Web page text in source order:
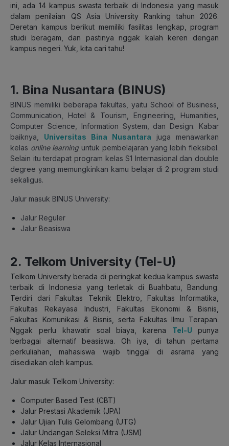
ini, ada 14 kampus swasta terbaik di Indonesia yang masuk
dalam penilaian QS Asia University Ranking tahun 2026.
Deretan kampus berikut memiliki fasilitas lengkap, program
studi beragam, dan pastinya nggak kalah keren dengan
kampus negeri. Yuk, kita cari tahu!
1. Bina Nusantara (BINUS)
BINUS memiliki beberapa fakultas, yaitu School of Business,
Communication, Hotel & Tourism, Engineering, Humanities,
Computer Science, Information System, dan Design. Kabar
baiknya, Universitas Bina Nusantara juga menawarkan
kelas online learning untuk pembelajaran yang lebih fleksibel.
Selain itu terdapat program kelas S1 Internasional dan double
degree yang memungkinkan kamu belajar di 2 program studi
sekaligus.
Jalur masuk BINUS University:
Jalur Reguler
Jalur Beasiswa
2. Telkom University (Tel-U)
Telkom University berada di peringkat kedua kampus swasta
terbaik di Indonesia yang terletak di Buahbatu, Bandung.
Terdiri dari Fakultas Teknik Elektro, Fakultas Informatika,
Fakultas Rekayasa Industri, Fakultas Ekonomi & Bisnis,
Fakultas Komunikasi & Bisnis, serta Fakultas Ilmu Terapan.
Nggak perlu khawatir soal biaya, karena Tel-U punya
berbagai alternatif beasiswa. Oh iya, di tahun pertama
perkuliahan, mahasiswa wajib tinggal di asrama yang
disediakan oleh kampus.
Jalur masuk Telkom University:
Computer Based Test (CBT)
Jalur Prestasi Akademik (JPA)
Jalur Ujian Tulis Gelombang (UTG)
Jalur Undangan Seleksi Mitra (USM)
Jalur Kelas Internasional